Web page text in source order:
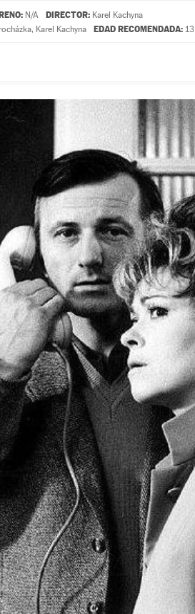
N/A DIRECTOR: Karel Kachyna
, Karel Kachyna EDAD RECOMENDADA: